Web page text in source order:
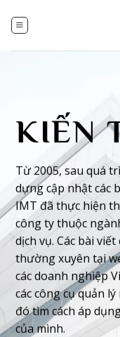
content
KIẾN
Từ 2005, sau quá
dựng cập nhật các
IMT đã thực hiện
công ty thuộc
dịch vụ. Các bài
thường xuyên tại
các doanh nghiệp
các công cụ quản
đó tìm cách áp
của mình.